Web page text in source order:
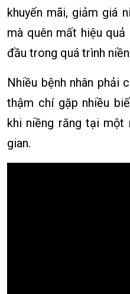
khuyến mãi, giảm giá
mà quên mất hiệu
đầu trong quá trình
Nhiều bệnh nhân phải
thậm chí gặp nhiều
khi niềng răng tại một
gian.